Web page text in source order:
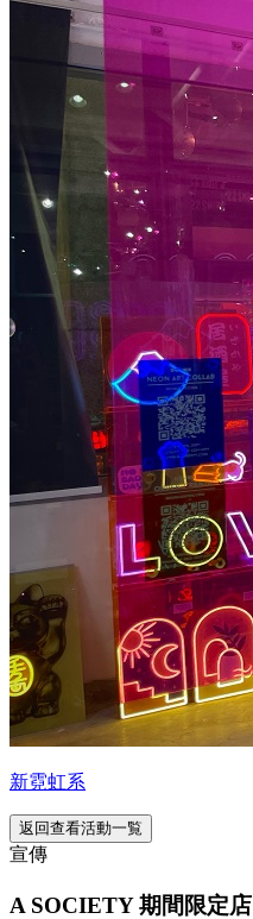
新霓虹系
返回查看活動一覧
宣傳
A SOCIETY 期間限定店